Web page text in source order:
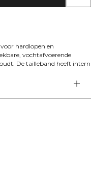
hardlopen en
vochtafvoerende
De tailleband heeft intern
zorgen voor volledige
de zijkant en een
licht verbeteren. Een
15 cm in maat S.